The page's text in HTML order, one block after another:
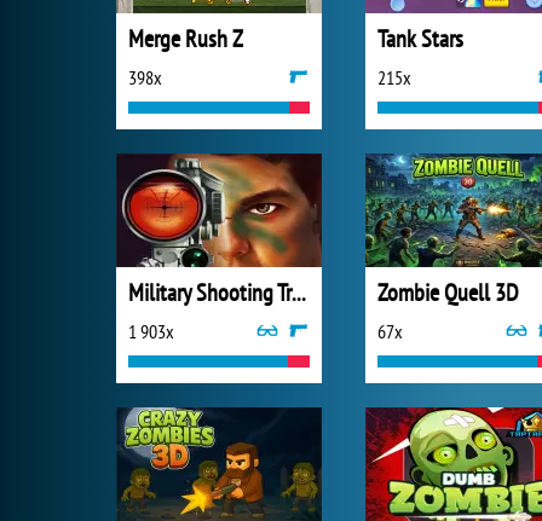
Merge Rush Z
398x
Tank Stars
215x
Military Shooting Training
1 903x
Zombie Quell 3D
67x